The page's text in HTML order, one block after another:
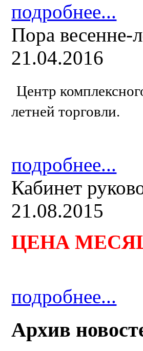
подробнее...
Пора весенне-
21.04.2016
Центр
летней торговли.
подробнее...
Кабинет
21.08.2015
ЦЕНА
подробнее...
Архив